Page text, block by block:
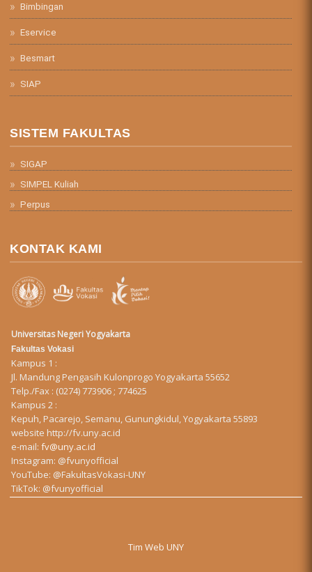
Bimbingan
Eservice
Besmart
SIAP
SISTEM FAKULTAS
SIGAP
SIMPEL Kuliah
Perpus
KONTAK KAMI
Universitas Negeri Yogyakarta
Fakultas Vokasi
Kampus 1 :
Jl. Mandung Pengasih Kulonprogo Yogyakarta 55652
Telp./Fax : (0274) 773906 ; 774625
Kampus 2 :
Kepuh, Pacarejo, Semanu, Gunungkidul, Yogyakarta 55893
website http://fv.uny.ac.id
e-mail:fv@uny.ac.id
Instagram: @fvunyofficial
YouTube: @FakultasVokasi-UNY
TikTok: @fvunyofficial
Tim Web UNY